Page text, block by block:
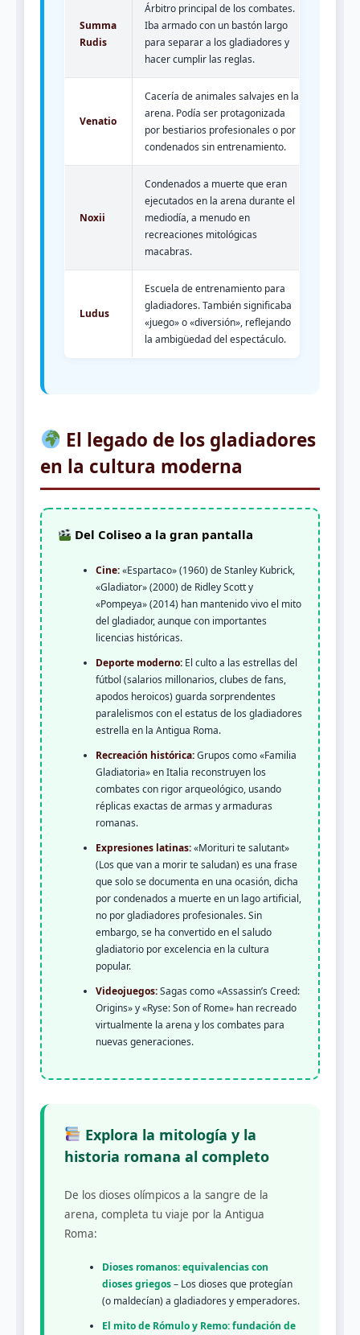
Summa
Rudis
Árbitro principal de los combates.
Iba armado con un bastón largo
para separar a los gladiadores y
hacer cumplir las reglas.
Venatio
Cacería de animales salvajes en la
arena. Podía ser protagonizada
por bestiarios profesionales o por
condenados sin entrenamiento.
Noxii
Condenados a muerte que eran
ejecutados en la arena durante el
mediodía, a menudo en
recreaciones mitológicas
macabras.
Ludus
Escuela de entrenamiento para
gladiadores. También significaba
«juego» o «diversión», reflejando
la ambigüedad del espectáculo.
El legado de los gladiadores
en la cultura moderna
Del Coliseo a la gran pantalla
Cine:«Espartaco» (1960) de Stanley Kubrick,
«Gladiator» (2000) de Ridley Scott y
«Pompeya» (2014) han mantenido vivo el mito
del gladiador, aunque con importantes
licencias históricas.
Deporte moderno: El culto a las estrellas del
fútbol (salarios millonarios, clubes de fans,
apodos heroicos) guarda sorprendentes
paralelismos con el estatus de los gladiadores
estrella en la Antigua Roma.
Recreación histórica:Grupos como «Familia
Gladiatoria» en Italia reconstruyen los
combates con rigor arqueológico, usando
réplicas exactas de armas y armaduras
romanas.
Expresiones latinas:«Morituri te salutant»
(Los que van a morir te saludan) es una frase
que solo se documenta en una ocasión, dicha
por condenados a muerte en un lago artificial,
no por gladiadores profesionales. Sin
embargo, se ha convertido en el saludo
gladiatorio por excelencia en la cultura
popular.
Videojuegos:Sagas como «Assassin’s Creed:
Origins» y «Ryse: Son of Rome» han recreado
virtualmente la arena y los combates para
nuevas generaciones.
Explora la mitología y la
historia romana al completo
De los dioses olímpicos a la sangre de la
arena, completa tu viaje por la Antigua
Roma:
Dioses romanos: equivalencias con
dioses griegos– Los dioses que protegían
(o maldecían) a gladiadores y emperadores.
El mito de Rómulo y Remo: fundación de